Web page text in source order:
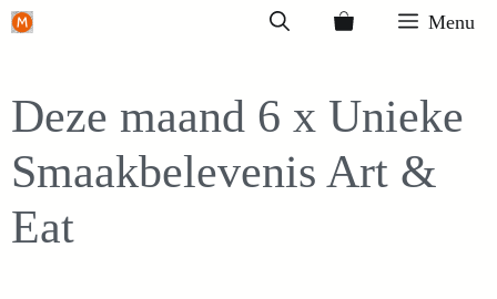
Ga
inhoud
Menu
Deze maand 6 x Unieke
Smaakbelevenis Art &
Eat